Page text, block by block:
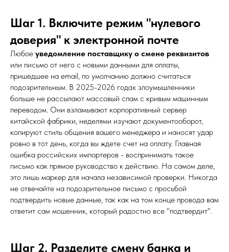
Шаг 1. Включите режим "нулевого
доверия" к электронной почте
Любое уведомление поставщику о смене реквизитов
или письмо от него с новыми данными для оплаты,
пришедшее на email, по умолчанию должно считаться
подозрительным. В 2025-2026 годах злоумышленники
больше не рассылают массовый спам с кривым машинным
переводом. Они взламывают корпоративный сервер
китайской фабрики, неделями изучают документооборот,
копируют стиль общения вашего менеджера и наносят удар
ровно в тот день, когда вы ждете счет на оплату. Главная
ошибка российских импортеров - воспринимать такое
письмо как прямое руководство к действию. На самом деле,
это лишь маркер для начала независимой проверки. Никогда
не отвечайте на подозрительное письмо с просьбой
подтвердить новые данные, так как на том конце провода вам
ответит сам мошенник, который радостно все "подтвердит".
Шаг 2. Разделите смену банка и